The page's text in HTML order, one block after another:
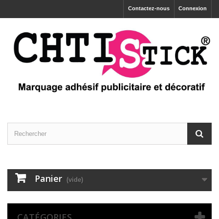
Connexion
Contactez-nous
Panier (vide)